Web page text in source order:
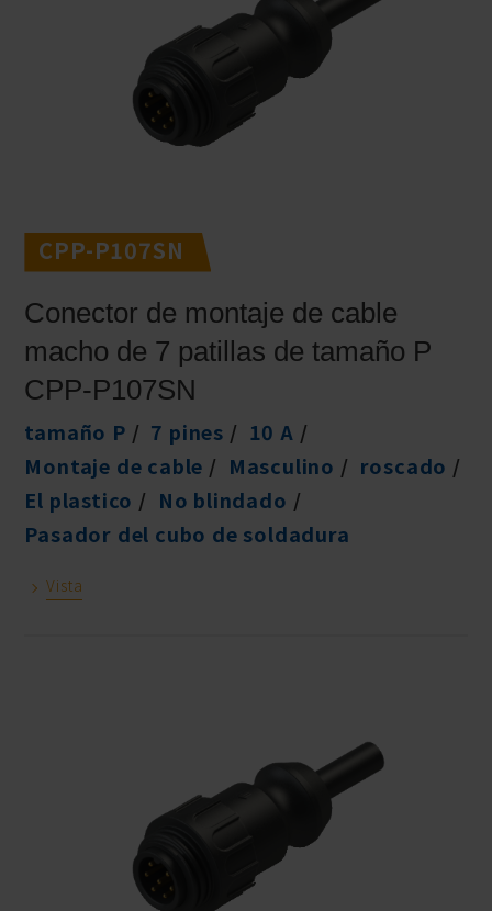
CPP-P107SN
Conector de montaje de cable
macho de 7 patillas de tamaño P
CPP-P107SN
tamaño P 7 pines
10 A
Montaje de cable
Masculino
roscado
El plastico
No blindado
Pasador del cubo de soldadura
Vista